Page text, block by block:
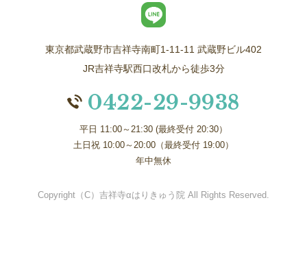
東京都武蔵野市吉祥寺南町1-11-11 武蔵野ビル402
JR吉祥寺駅西口改札から徒歩3分
0422-29-9938
平日 11:00～21:30 (最終受付 20:30）
土日祝 10:00～20:00（最終受付 19:00）
年中無休
Copyright（C）吉祥寺αはりきゅう院 All Rights Reserved.